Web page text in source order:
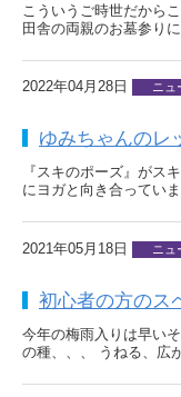
こういうご時世だから
田舎の両親のお墓参り
2022年04月28日 ニュ
ゆみちゃんのレ
『スキのポーズ』がス
にヨガと向き合ってい
2021年05月18日 ニュ
初心者の方のス
今年の梅雨入りは早い
の種、、、 うねる、広